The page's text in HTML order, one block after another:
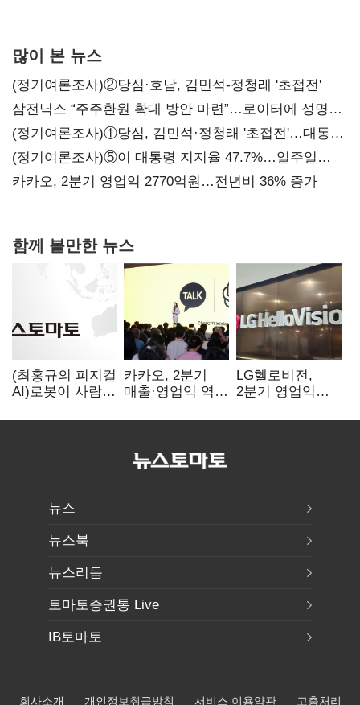
많이 본 뉴스
(정기여론조사)②당심·호남, 김민석-정청래 '초접전'
삼전닉스 “주주환원 확대 방안 마련”…로이터에 성명
보내
(정기여론조사)①당심, 김민석·정청래 '초접전'…대통령
지지도 '50% 아래로'(종합)
(정기여론조사)⑤이 대통령 지지율 47.7%…일주일
만에 다시 40%대
카카오, 2분기 영업익 2770억원…전년비 36% 증가
함께 볼만한 뉴스
(최홍규의 피지컬
AI)로봇이 사람을
그런데 언제
카카오, 2분기
매출·영업익 역대
AI 수익화 관건
LG헬로비전,
2분기 영업익
방송침체에
뉴스
뉴스북
뉴스리듬
토마토증권통 Live
IB토마토
회사소개 개인정보취급방침 서비스 이용약관 고충처리